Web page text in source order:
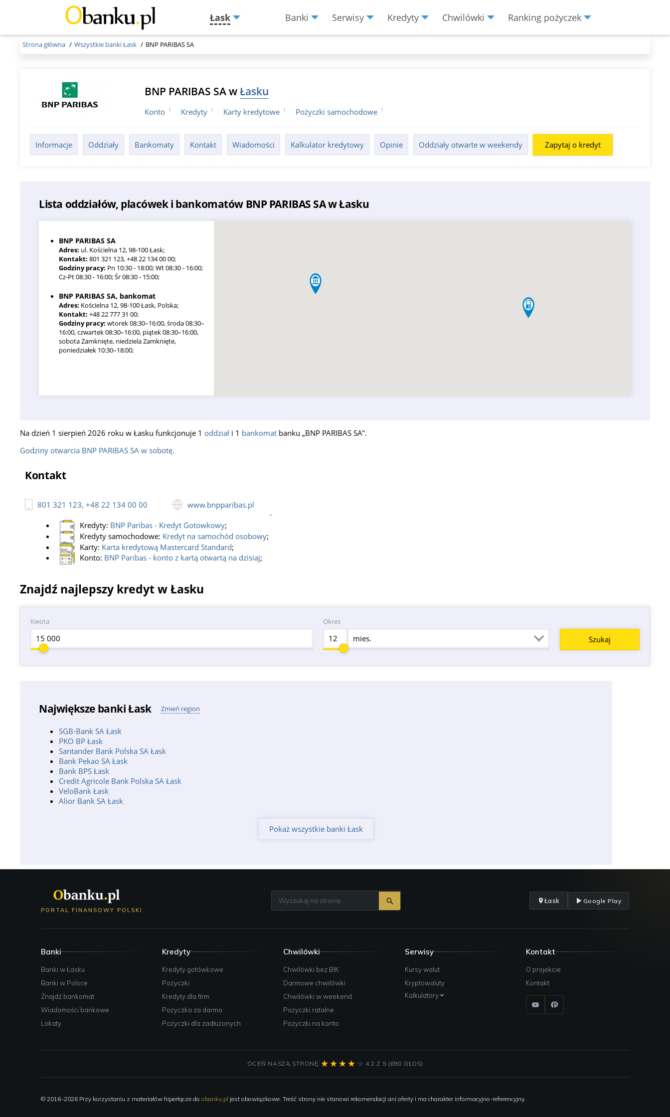
Łask Banki Serwisy Kredyty Chwilówki Ranking pożyczek
Menu
Strona główna Wszystkie banki Łask BNP PARIBAS SA
BNP PARIBAS SA wŁasku
Konto 1 Kredyty 1 Karty kredytowe 1 Pożyczki samochodowe 1
Informacje Oddziały Bankomaty Kontakt Wiadomości Kalkulator kredytowy Opinie Oddziały otwarte w weekendy Zapytaj o kredyt
Lista oddziałów, placówek i bankomatów BNP PARIBAS SA w Łasku
BNP PARIBAS SA
Adres: ul. Kościelna 12, 98-100 Łask;
Kontakt: 801 321 123, +48 22 134 00 00;
Godziny pracy: Pn 10:30 - 18:00; Wt 08:30 - 16:00;
Cz-Pt 08:30 - 16:00; Śr 08:30 - 15:00;
BNP PARIBAS SA, bankomat
Adres: Kościelna 12, 98-100 Łask, Polska;
Kontakt: +48 22 777 31 00;
Godziny pracy: wtorek 08:30–16:00, środa 08:30–
16:00, czwartek 08:30–16:00, piątek 08:30–16:00,
sobota Zamknięte, niedziela Zamknięte,
poniedziałek 10:30–18:00;
Na dzień 1 sierpień 2026 roku w Łasku funkcjonuje 1 oddział i 1 bankomat banku „BNP PARIBAS SA".
Godziny otwarcia BNP PARIBAS SA w sobotę.
Kontakt
801 321 123, +48 22 134 00 00 www.bnpparibas.pl
Kredyty: BNP Paribas - Kredyt Gotowkowy;
Kredyty samochodowe: Kredyt na samochód osobowy;
Karty: Karta kredytową Mastercard Standard;
Konto: BNP Paribas - konto z kartą otwartą na dzisiaj;
`
Znajdź najlepszy kredyt w Łasku
Kwota Okres
mies.
Największe banki Łask Zmień region
SGB-Bank SA Łask
PKO BP Łask
Santander Bank Polska SA Łask
Bank Pekao SA Łask
Bank BPS Łask
Credit Agricole Bank Polska SA Łask
VeloBank Łask
Alior Bank SA Łask
Pokaż wszystkie banki Łask
PORTAL FINANSOWY POLSKI
Łask Google Play
Banki
Banki w Łasku
Banki w Polsce
Znajdź bankomat
Wiadomości bankowe
Lokaty
Kredyty
Kredyty gotówkowe
Pożyczki
Kredyty dla firm
Pożyczka za darmo
Pożyczki dla zadłużonych
Chwilówki
Chwilówki bez BIK
Darmowe chwilówki
Chwilówki w weekend
Pożyczki ratalne
Pożyczki na konto
Serwisy
Kursy walut
Kryptowaluty
Kalkulatory
Kontakt
O projekcie
Kontakt
OCEŃ NASZĄ STRONĘ: 4.2 Z 5 (690 GŁOS)
© 2016–2026 Przy korzystaniu z materiałów hiperłącze do obanku.pl jest obowiązkowe. Treść strony nie stanowi rekomendacji ani oferty i ma charakter informacyjno-referencyjny.